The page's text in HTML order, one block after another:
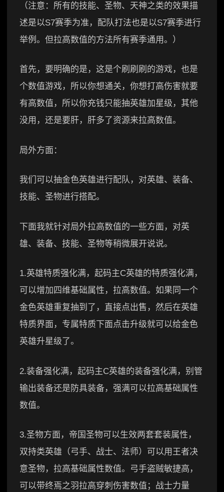
（注意：所有的技能、圣物、天神之类的效果描
述是以S7赛季为准，配队打法也是以S7赛季进行
举例。但拉高数值的方法所有赛季通用。）
首先，要明确的是，这是个刷刷刷的游戏，也是
个数值游戏，所以你想通关，你想打高伤害就要
有高数值，所以你充钱只能抽英雄加星级，其他
没用，还是要肝，肝多了资源来拉高数值。
局外方面：
我们可以抽金色英雄进行配队，对英雄、装备、
技能、圣物进行搭配。
下面我就针对局外拉高数值的一些方面，对英
雄、装备、技能、圣物等稍微展开说说。
1.英雄特质强化满，起码主C英雄的特质强化满，
可以增加四维基础属性，拉高数值。如果同一个
金色英雄重复抽到了，直接点出售，然后在英雄
特质界面，专属特质下面点击升级就可以给金色
英雄升星级了。
2.装备强化满，起码主C英雄的装备强化满，别管
输出装备还是防具装备，强满可以拉高基础属性
数值。
3.圣物方面，帝国圣物可以生效两套套装属性，
双持类英雄（弓手、战士、法师）可以用王者决
意圣物，拉高基础属性数值。弓手盗贼敏捷高，
可以带终焉之羽拉高穿刺伤害数值；战士力量